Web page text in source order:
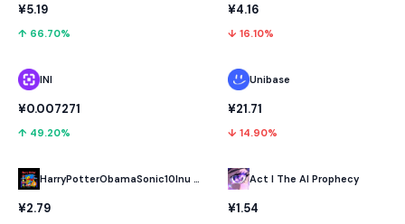
¥5.19
↑ 66.70%
INI
¥0.007271
↑ 49.20%
HarryPotterObamaSonic10Inu (ETH)
¥2.79
¥4.16
↓ 16.10%
Unibase
¥21.71
↓ 14.90%
Act I The AI Prophecy
¥1.54